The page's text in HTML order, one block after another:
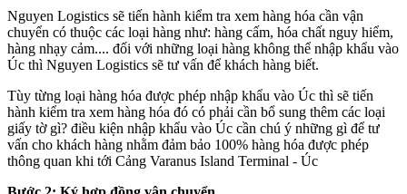
Nguyen Logistics sẽ tiến hành kiểm tra xem hàng hóa cần vận
chuyển có thuộc các loại hàng như: hàng cấm, hóa chất nguy hiểm,
hàng nhạy cảm.... đối với những loại hàng không thể nhập khẩu vào
Úc thì Nguyen Logistics sẽ tư vấn để khách hàng biết.
Tùy từng loại hàng hóa được phép nhập khẩu vào Úc thì sẽ tiến
hành kiểm tra xem hàng hóa đó có phải cần bổ sung thêm các loại
giấy tờ gì? điều kiện nhập khẩu vào Úc cần chú ý những gì để tư
vấn cho khách hàng nhằm đảm bảo 100% hàng hóa được phép
thông quan khi tới Cảng Varanus Island Terminal - Úc